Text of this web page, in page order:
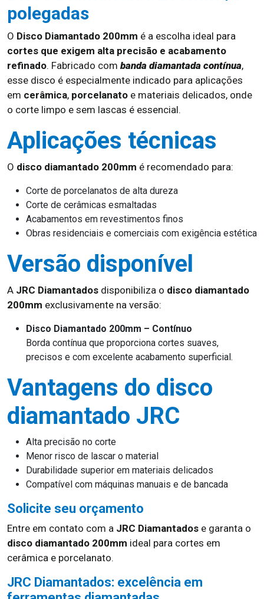
polegadas
O Disco Diamantado 200mm é a escolha ideal para
cortes que exigem alta precisão e acabamento
refinado. Fabricado com banda diamantada contínua,
esse disco é especialmente indicado para aplicações
em cerâmica, porcelanato e materiais delicados, onde
o corte limpo e sem lascas é essencial.
Aplicações técnicas
O disco diamantado 200mm é recomendado para:
Corte de porcelanatos de alta dureza
Corte de cerâmicas esmaltadas
Acabamentos em revestimentos finos
Obras residenciais e comerciais com exigência estética
Versão disponível
A JRC Diamantados disponibiliza o disco diamantado
200mm exclusivamente na versão:
Disco Diamantado 200mm – Contínuo
Borda contínua que proporciona cortes suaves,
precisos e com excelente acabamento superficial.
Vantagens do disco
diamantado JRC
Alta precisão no corte
Menor risco de lascar o material
Durabilidade superior em materiais delicados
Compatível com máquinas manuais e de bancada
Solicite seu orçamento
Entre em contato com a JRC Diamantados e garanta o
disco diamantado 200mm ideal para cortes em
cerâmica e porcelanato.
JRC Diamantados: excelência em